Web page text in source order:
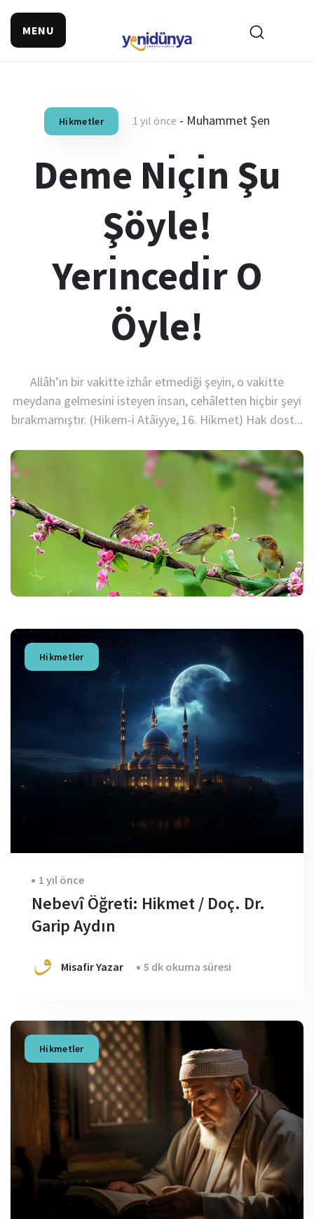
MENU
Hikmetler 1 yıl önce - Muhammet Şen
Deme Nı̇çı̇n Şu
Şöyle!
Yerı̇ncedı̇r O
Öyle!
Allâh’ın bir vakitte izhâr etmediği şeyin, o vakitte
meydana gelmesini isteyen insan, cehâletten hiçbir şeyi
bırakmamıştır. (Hikem-i Atâiyye, 16. Hikmet) Hak dost...
Hikmetler
1 yıl önce
Nebevî Öğreti: Hikmet / Doç. Dr.
Garip Aydın
Misafir Yazar 5 dk okuma süresi
Hikmetler